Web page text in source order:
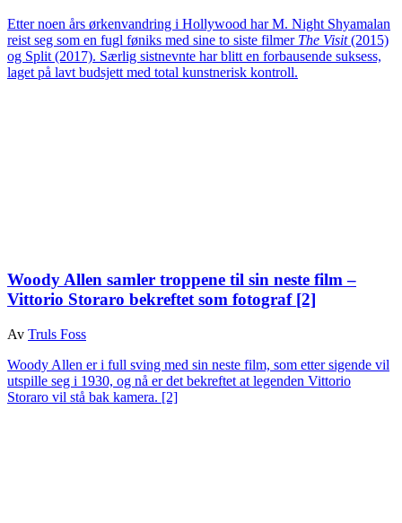
Etter noen års ørkenvandring i Hollywood har M. Night Shyamalan
reist seg som en fugl føniks med sine to siste filmer The Visit(2015)
og Split (2017). Særlig sistnevnte har blitt en forbausende suksess,
laget på lavt budsjett med total kunstnerisk kontroll.
Woody Allen samler troppene til sin neste film –
Vittorio Storaro bekreftet som fotograf [2]
Av Truls Foss
Woody Allen er i full sving med sin neste film, som etter sigende vil
utspille seg i 1930, og nå er det bekreftet at legenden Vittorio
Storaro vil stå bak kamera. [2]